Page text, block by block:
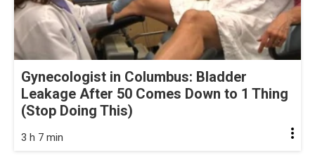
Gynecologist in Columbus: Bladder
Leakage After 50 Comes Down to 1 Thing
(Stop Doing This)
3 h 7 min